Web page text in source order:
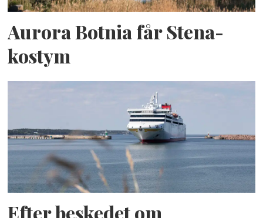
Aurora Botnia får Stena-
kostym
Efter beskedet om